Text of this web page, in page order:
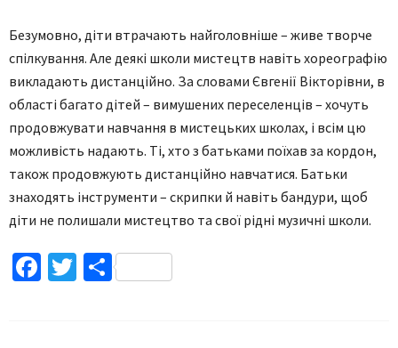
Безумовно, діти втрачають найголовніше – живе творче
спілкування. Але деякі школи мистецтв навіть хореографію
викладають дистанційно. За словами Євгенії Вікторівни, в
області багато дітей – вимушених переселенців – хочуть
продовжувати навчання в мистецьких школах, і всім цю
можливість надають. Ті, хто з батьками поїхав за кордон,
також продовжують дистанційно навчатися. Батьки
знаходять інструменти – скрипки й навіть бандури, щоб
діти не полишали мистецтво та свої рідні музичні школи.
Facebook
TwitterПоділитися